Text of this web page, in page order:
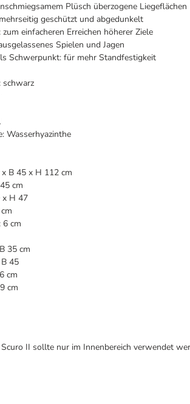
Plüsch überzogene Liegeflächen
geschützt und abgedunkelt
einfacheren Erreichen höherer Ziele
Spielen und Jagen
Schwerpunkt: für mehr Standfestigkeit
schwarz
Wasserhyazinthe
x B 45 x H 112 cm
cm
H 47
6 cm
35 cm
45
cm
cm
II sollte nur im Innenbereich verwendet